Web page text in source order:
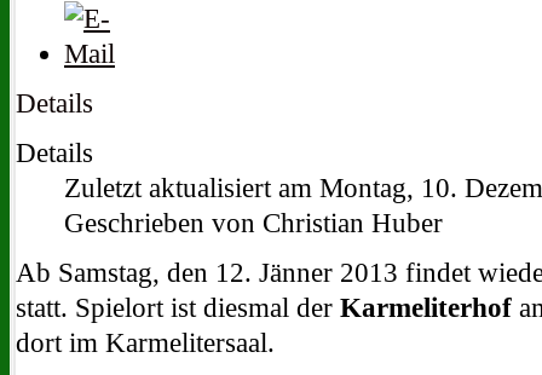
Details
Details
Zuletzt aktualisiert am Montag, 10.
Geschrieben von Christian Huber
Ab Samstag, den 12. Jänner 2013 findet
statt. Spielort ist diesmal der Karmeliterhof
dort im Karmelitersaal.